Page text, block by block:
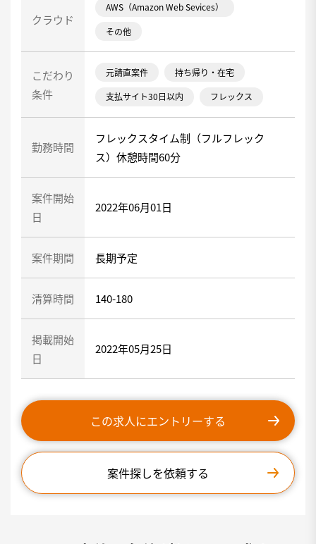
クラウド
AWS（Amazon Web Sevices）
その他
こだわり
条件
元請直案件 持ち帰り・在宅
支払サイト30日以内 フレックス
勤務時間
フレックスタイム制（フルフレック
ス）休憩時間60分
案件開始
日
2022年06月01日
案件期間 長期予定
清算時間 140-180
掲載開始
日
2022年05月25日
この求人にエントリーする
案件探しを依頼する